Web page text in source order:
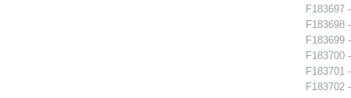
F183697
F183698
F183699
F183700
F183701
F183702